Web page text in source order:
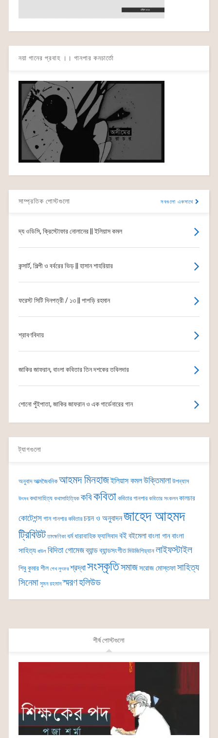
নয়া গানের প্রবাহ ।। গানপার কনচার্তো
সাম্প্রতিক পোস্টগুলো সবগুলো একসাথে
দ্য ওডিসি, ক্রিস্টোফার নোলানের || ইলিয়াস কমল
কন্সার্ট, শিল্পী ও বর্বরের ভিড় || হাসান শাহরিয়ার
ফরেস্ট সিটি দিনপত্রী / ১৩ || পাপড়ি রহমান
শ্রাবণবিদায়
জাকির জাফরান, বাংলা কবিতার তিন দশকের তবিলদার
শোনো পুঁইপাতা, জাকির জাফরান ও এক গার্ডেনারের গান
ট্যাগগুলো
অনুবাদ আত্মজৈবনিক আহমদ মিনহাজইলিয়াস কমলউক্তিমালা উপন্যাস
উৎসব কথাসাহিত্য কথাসাহিত্যিক কবিকবিতা কবিতার গানপার কবিতার সংকলন কালচার
কোটেশন্সগান গানপার কবিতার চয়ন ও অনুবাদনজাহেদ আহমদ
ট্রিবিউট তাৎক্ষণিকা ধর্ম ধারাবাহিকফ্যাসিবাদবইবইমেলাবাংলা গানবাংলা
সাহিত্য বাউল বিদিতা গোমেজব্যান্ডব্যান্ডসংগীত মিউজিশিয়্যান লাইফস্টাইল
শিবু কুমার শীল শেখ লুৎফর শ্রদ্ধাসংস্কৃতিসমাজসরোজ মোস্তফাসাহিত্য
সিনেমা সুমন রহমান স্মরণহলিউড
শীর্ষ পোস্টগুলো